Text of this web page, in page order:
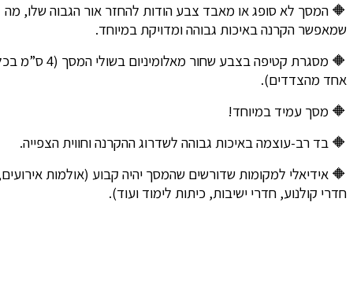
🔶 המסך לא סופג או מאבד צבע הודות להחזר אור הגבוה שלו, מה
שמאפשר הקרנה באיכות גבוהה ומדויקת במיוחד.
🔶 מסגרת קטיפה בצבע שחור מאלומיניום בשולי המסך (4 ס”מ בכל
אחד מהצדדים).
🔶 מסך עמיד במיוחד!
🔶 בד רב-עוצמה באיכות גבוהה לשדרוג ההקרנה וחווית הצפייה.
🔶 אידיאלי למקומות שדורשים שהמסך יהיה קבוע (אולמות אירועים,
חדרי קולנוע, חדרי ישיבות, כיתות לימוד ועוד).